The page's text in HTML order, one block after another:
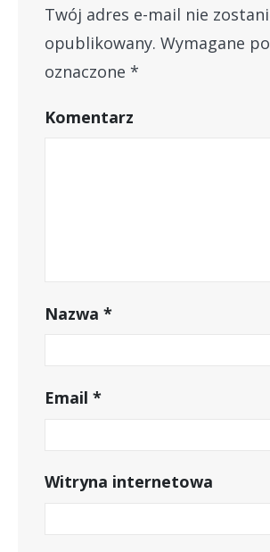
Twój adres e-mail nie
opublikowany. Wymagane
oznaczone *
Komentarz
Nazwa *
Email *
Witryna internetowa